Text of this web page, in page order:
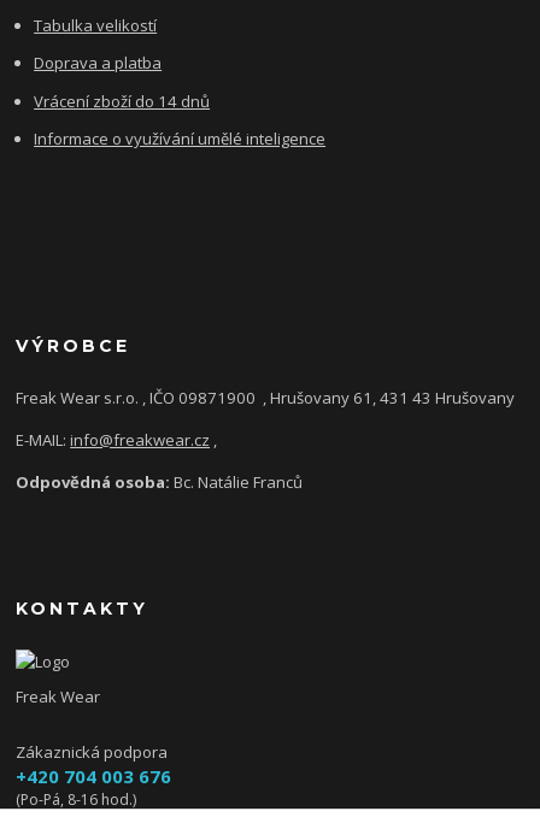
Tabulka velikostí
Doprava a platba
Vrácení zboží do 14 dnů
Informace o využívání umělé inteligence
VÝROBCE
Freak Wear s.r.o. , IČO 09871900 , Hrušovany 61, 431 43 Hrušovany
E-MAIL:info@freakwear.cz ,
Odpovědná osoba:Bc. Natálie Franců
KONTAKTY
Freak Wear
Zákaznická podpora
+420 704 003 676
(Po-Pá, 8-16 hod.)